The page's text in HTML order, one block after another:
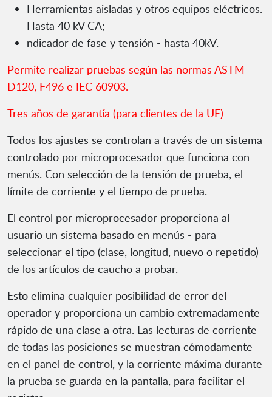
Herramientas aisladas y otros equipos eléctricos.
Hasta 40 kV CA;
ndicador de fase y tensión - hasta 40kV.
Permite realizar pruebas según las normas ASTM
D120, F496 e IEC 60903.
Tres años de garantía (para clientes de la UE)
Todos los ajustes se controlan a través de un sistema
controlado por microprocesador que funciona con
menús. Con selección de la tensión de prueba, el
límite de corriente y el tiempo de prueba.
El control por microprocesador proporciona al
usuario un sistema basado en menús - para
seleccionar el tipo (clase, longitud, nuevo o repetido)
de los artículos de caucho a probar.
Esto elimina cualquier posibilidad de error del
operador y proporciona un cambio extremadamente
rápido de una clase a otra. Las lecturas de corriente
de todas las posiciones se muestran cómodamente
en el panel de control, y la corriente máxima durante
la prueba se guarda en la pantalla, para facilitar el